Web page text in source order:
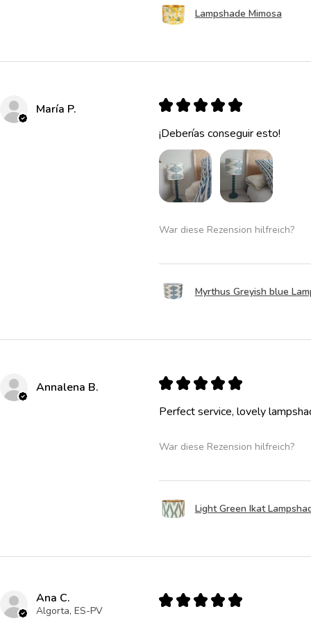
Lampshade Mimosa
María P. ★ ★ ★ ★ ★
¡Deberías conseguir esto!
War diese Rezension hilfreich?
Myrthus Greyish blue
Annalena B. ★ ★ ★ ★ ★
Perfect service, lovely
War diese Rezension hilfreich?
Light Green Ikat
Ana C.
Algorta, ES-PV
★ ★ ★ ★ ★